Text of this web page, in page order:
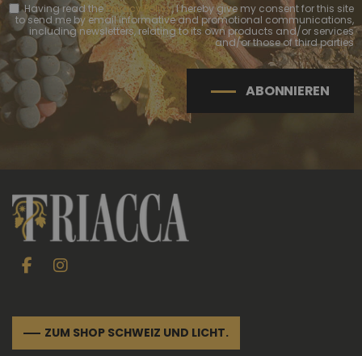
Having read thePrivacy Policy, I hereby give my consent for this site
to send me by email informative and promotional communications,
including newsletters, relating to its own products and/or services
and/or those of third parties
ABONNIEREN
ZUM SHOP SCHWEIZ UND LICHT.